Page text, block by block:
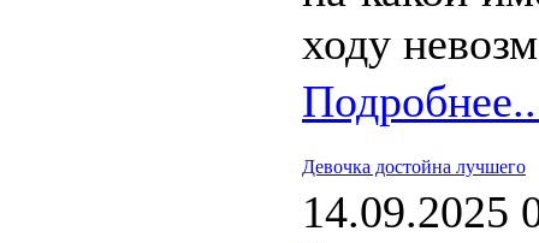
ходу
Девочка достойна лучшего
14.09.2025